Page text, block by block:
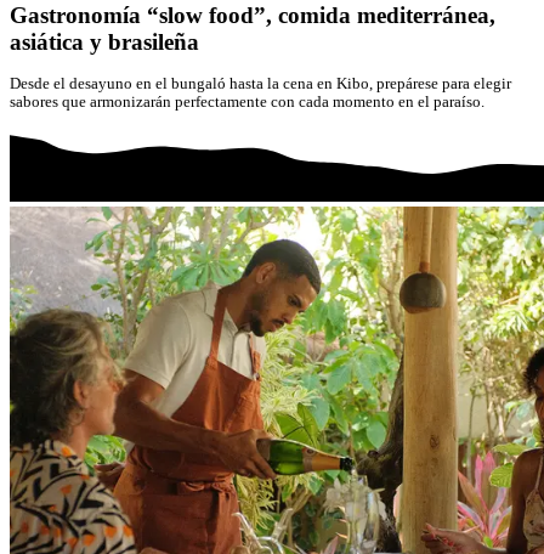
Gastronomía “slow food”, comida mediterránea,
asiática y brasileña
Desde el desayuno en el bungaló hasta la cena en Kibo, prepárese para elegir
sabores que armonizarán perfectamente con cada momento en el paraíso.